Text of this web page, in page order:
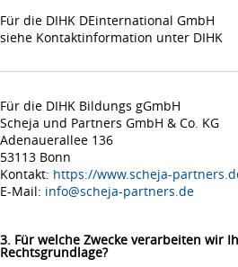
Für die DIHK DEinternational GmbH
siehe Kontaktinformation unter DIHK
Für die DIHK Bildungs gGmbH
Scheja und Partners GmbH & Co. KG
Adenauerallee 136
53113 Bonn
Kontakt: https://www.scheja-
E-Mail: info@scheja-partners.de
3. Für welche Zwecke verarbeiten wir
Rechtsgrundlage?